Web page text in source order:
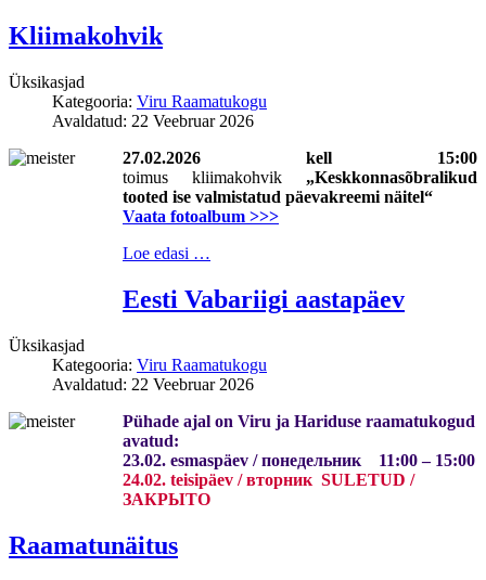
Kliimakohvik
Üksikasjad
Kategooria: Viru Raamatukogu
Avaldatud: 22 Veebruar 2026
27.02.2026 kell 15:00
toimus kliimakohvik „Keskkonnasõbralikud
tooted ise valmistatud päevakreemi näitel“
Vaata fotoalbum >>>
Loe edasi …
Eesti Vabariigi aastapäev
Üksikasjad
Kategooria: Viru Raamatukogu
Avaldatud: 22 Veebruar 2026
Pühade ajal on Viru ja Hariduse raamatukogud
avatud:
23.02. esmaspäev / понедельник 11:00 – 15:00
24.02. teisipäev / вторник SULETUD /
ЗАКРЫТО
Raamatunäitus